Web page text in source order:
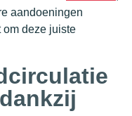
aandoeningen
deze juiste